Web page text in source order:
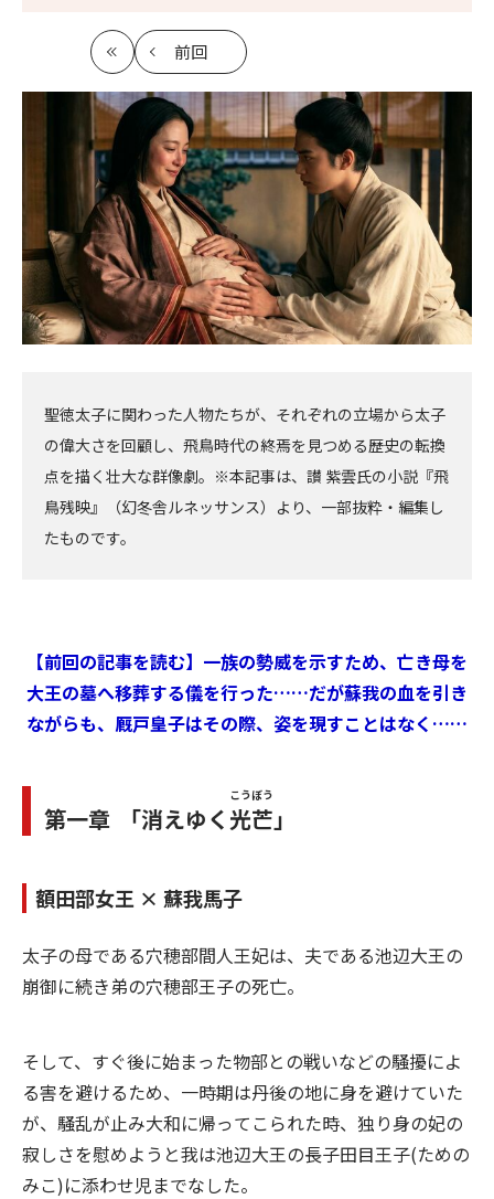
最
初
前回
記
事
へ
聖徳太子に関わった人物たちが、それぞれの立場から太子
の偉大さを回顧し、飛鳥時代の終焉を見つめる――歴史の転換
点を描く壮大な群像劇。※本記事は、讃 紫雲氏の小説『飛
鳥残映』（幻冬舎ルネッサンス）より、一部抜粋・編集し
たものです。
【前回の記事を読む】一族の勢威を示すため、亡き母を
大王の墓へ移葬する儀を行った……だが蘇我の血を引き
ながらも、厩戸皇子はその際、姿を現すことはなく……
第一章 「消えゆく 光芒
こうぼう
」
額田部女王 × 蘇我馬子
太子の母である穴穂部間人王妃は、夫である池辺大王の
崩御に続き弟の穴穂部王子の死亡。
そして、すぐ後に始まった物部との戦いなどの騒擾によ
る害を避けるため、一時期は丹後の地に身を避けていた
が、騒乱が止み大和に帰ってこられた時、独り身の妃の
寂しさを慰めようと我は池辺大王の長子田目王子(ための
みこ)に添わせ児までなした。